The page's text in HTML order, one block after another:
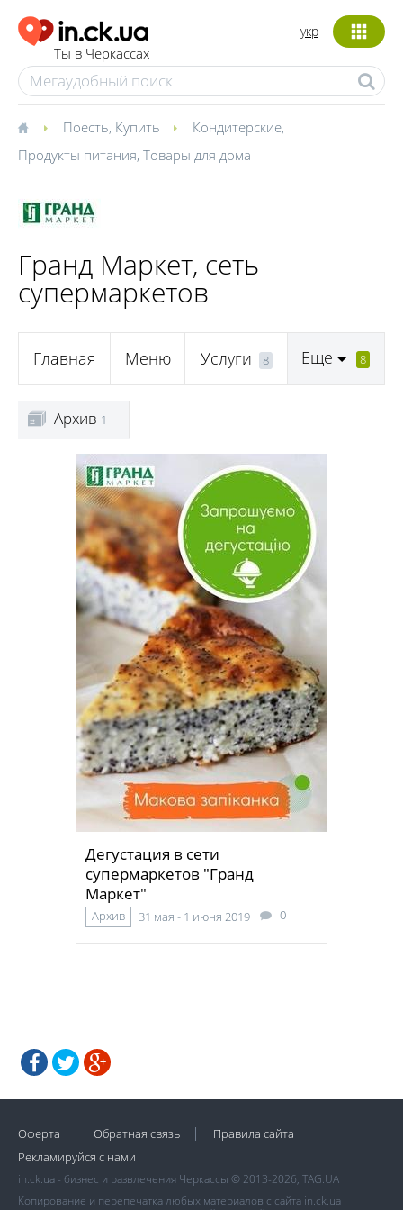
Ты в Черкассах
укр
Поесть, Купить Кондитерские,
Продукты питания, Товары для дома
Гранд Маркет, сеть
супермаркетов
Главная Меню Услуги 8 Еще 8
Архив 1
Дегустация в сети
супермаркетов "Гранд
Маркет"
Архив 31 мая - 1 июня 2019 0
Оферта Обратная связь
Правила сайта
Рекламируйся с нами
in.ck.ua - бизнес и развлечения Черкассы © 2013-2026, TAG.UA
Копирование и перепечатка любых материалов с сайта in.ck.ua